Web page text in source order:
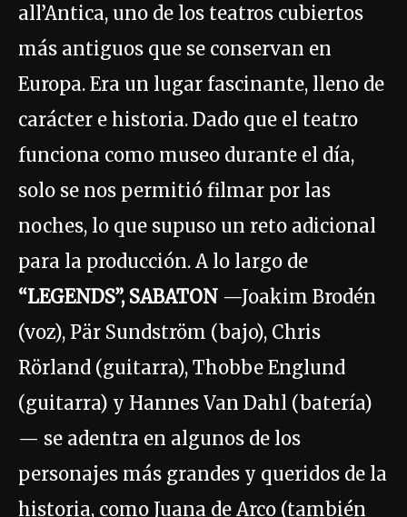
all’Antica, uno de los teatros cubiertos
más antiguos que se conservan en
Europa. Era un lugar fascinante, lleno de
carácter e historia. Dado que el teatro
funciona como museo durante el día,
solo se nos permitió filmar por las
noches, lo que supuso un reto adicional
para la producción. A lo largo de
“LEGENDS”, SABATON —Joakim Brodén
(voz), Pär Sundström (bajo), Chris
Rörland (guitarra), Thobbe Englund
(guitarra) y Hannes Van Dahl (batería)
— se adentra en algunos de los
personajes más grandes y queridos de la
historia, como Juana de Arco (también